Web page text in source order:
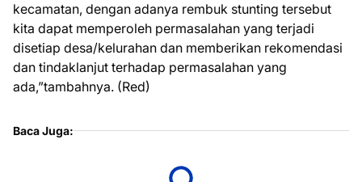
kecamatan, dengan adanya rembuk stunting tersebut
kita dapat memperoleh permasalahan yang terjadi
disetiap desa/kelurahan dan memberikan rekomendasi
dan tindaklanjut terhadap permasalahan yang
ada,”tambahnya. (Red)
Baca Juga: